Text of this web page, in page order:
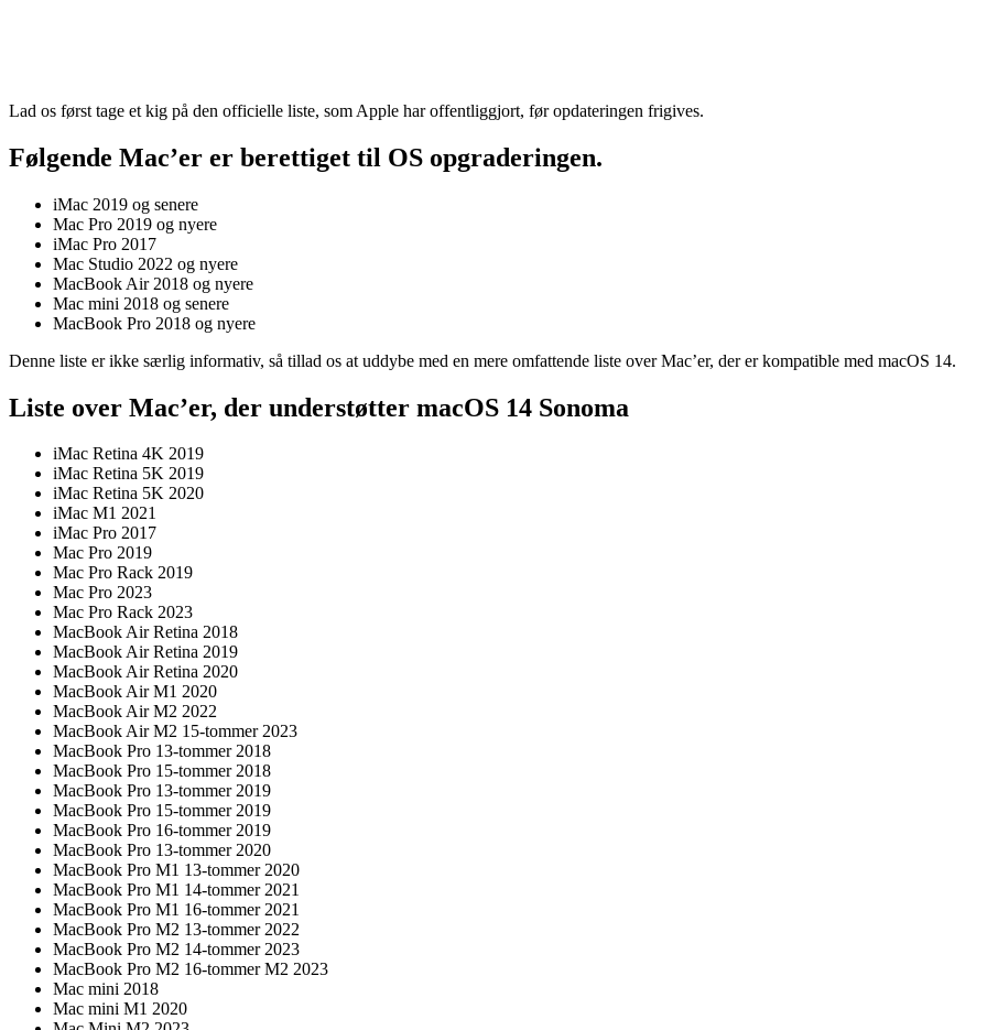
Lad os først tage et kig på den officielle liste, som Apple har offentliggjort, før opdateringen frigives.
Følgende Mac’er er berettiget til OS opgraderingen.
iMac 2019 og senere
Mac Pro 2019 og nyere
iMac Pro 2017
Mac Studio 2022 og nyere
MacBook Air 2018 og nyere
Mac mini 2018 og senere
MacBook Pro 2018 og nyere
Denne liste er ikke særlig informativ, så tillad os at uddybe med en mere omfattende liste over Mac’er, der er kompatible med macOS 14.
Liste over Mac’er, der understøtter macOS 14 Sonoma
iMac Retina 4K 2019
iMac Retina 5K 2019
iMac Retina 5K 2020
iMac M1 2021
iMac Pro 2017
Mac Pro 2019
Mac Pro Rack 2019
Mac Pro 2023
Mac Pro Rack 2023
MacBook Air Retina 2018
MacBook Air Retina 2019
MacBook Air Retina 2020
MacBook Air M1 2020
MacBook Air M2 2022
MacBook Air M2 15-tommer 2023
MacBook Pro 13-tommer 2018
MacBook Pro 15-tommer 2018
MacBook Pro 13-tommer 2019
MacBook Pro 15-tommer 2019
MacBook Pro 16-tommer 2019
MacBook Pro 13-tommer 2020
MacBook Pro M1 13-tommer 2020
MacBook Pro M1 14-tommer 2021
MacBook Pro M1 16-tommer 2021
MacBook Pro M2 13-tommer 2022
MacBook Pro M2 14-tommer 2023
MacBook Pro M2 16-tommer M2 2023
Mac mini 2018
Mac mini M1 2020